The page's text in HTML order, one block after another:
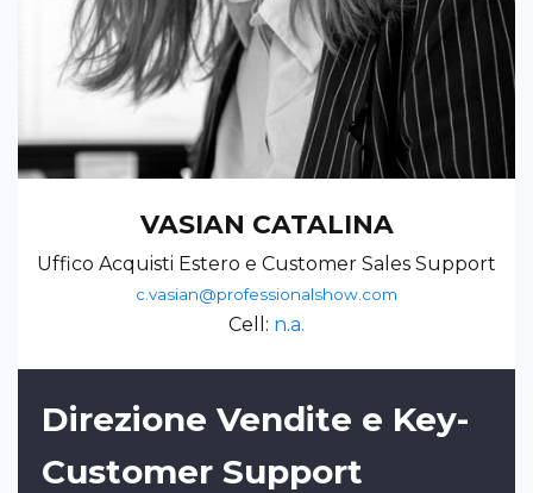
VASIAN CATALINA
Uffico Acquisti Estero e Customer Sales Support
c.vasian@professionalshow.com
Cell: n.a.
Direzione Vendite e Key-
Customer Support